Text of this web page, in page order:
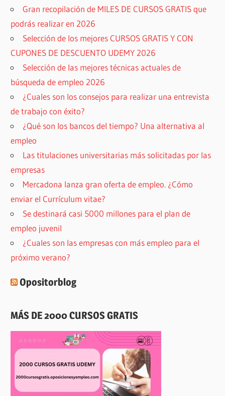
Gran recopilación de MILES DE CURSOS GRATIS que
podrás realizar en 2026
Selección de los mejores CURSOS GRATIS Y CON
CUPONES DE DESCUENTO UDEMY 2026
Selección de las mejores técnicas actuales de
búsqueda de empleo 2026
¿Cuales son los consejos para realizar una entrevista
de trabajo con éxito?
¿Qué son los bancos del tiempo? Una alternativa al
empleo
Las titulaciones universitarias más solicitadas por las
empresas
Mercadona lanza gran oferta de empleo. ¿Cómo
enviar el Currículum vitae?
Se destinará casi 5000 millones para el plan de
empleo juvenil
¿Cuales son las empresas con más empleo para el
próximo verano?
Opositorblog
MÁS DE 2000 CURSOS GRATIS